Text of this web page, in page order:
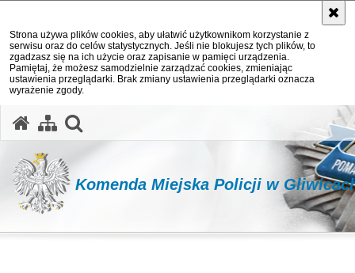
Strona używa plików cookies, aby ułatwić użytkownikom korzystanie z
serwisu oraz do celów statystycznych. Jeśli nie blokujesz tych plików, to
zgadzasz się na ich użycie oraz zapisanie w pamięci urządzenia.
Pamiętaj, że możesz samodzielnie zarządzać cookies, zmieniając
ustawienia przeglądarki. Brak zmiany ustawienia przeglądarki oznacza
wyrażenie zgody.
Komenda Miejska Policji w